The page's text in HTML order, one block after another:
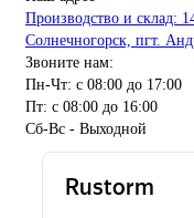
Производство и склад:
Солнечногорск, пгт.
Звоните нам:
Пн-Чт: с 08:00 до 17:00
Пт: с 08:00 до 16:00
Сб-Вс - Выходной